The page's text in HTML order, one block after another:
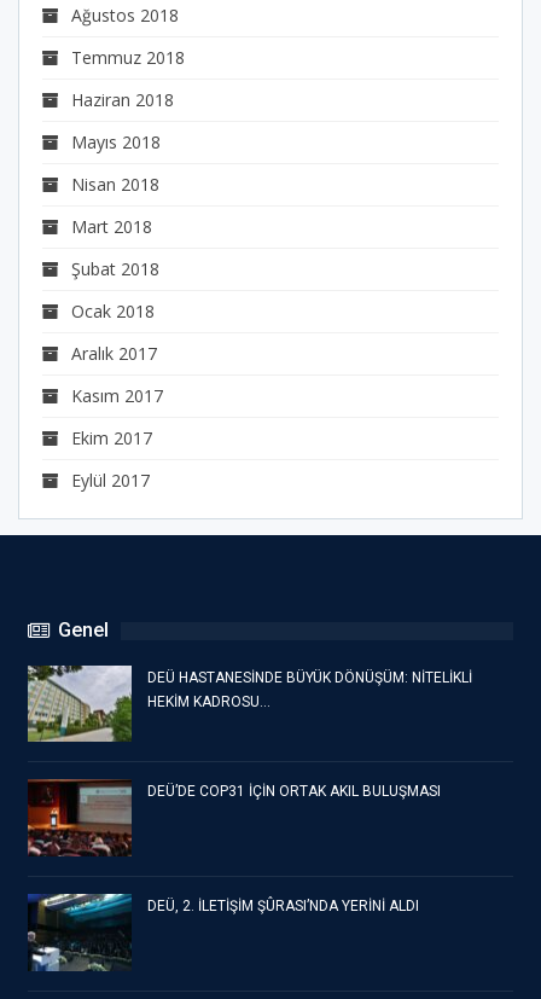
Ağustos 2018
Temmuz 2018
Haziran 2018
Mayıs 2018
Nisan 2018
Mart 2018
Şubat 2018
Ocak 2018
Aralık 2017
Kasım 2017
Ekim 2017
Eylül 2017
Genel
DEÜ HASTANESİNDE BÜYÜK DÖNÜŞÜM: NİTELİKLİ
HEKİM KADROSU…
DEÜ’DE COP31 İÇİN ORTAK AKIL BULUŞMASI
DEÜ, 2. İLETİŞİM ŞÛRASI’NDA YERİNİ ALDI